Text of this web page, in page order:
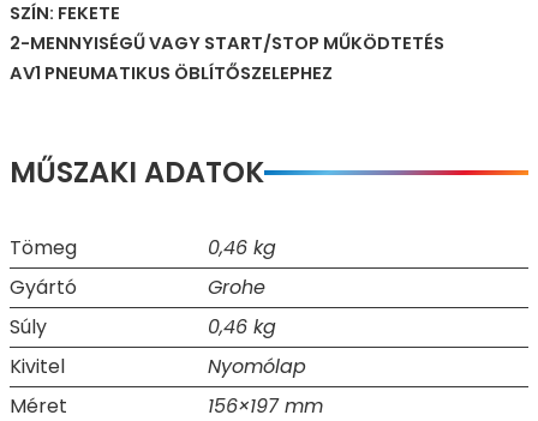
SZÍN: FEKETE
2-MENNYISÉGŰ VAGY START/STOP MŰKÖDTETÉS
AV1 PNEUMATIKUS ÖBLÍTŐSZELEPHEZ
MŰSZAKI ADATOK
Tömeg
0,46 kg
Gyártó
Grohe
Súly
0,46 kg
Kivitel
Nyomólap
Méret
156×197 mm